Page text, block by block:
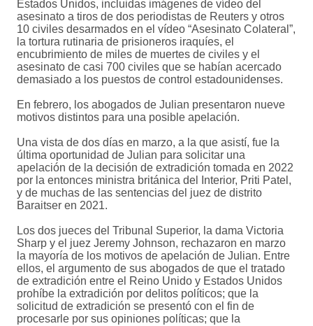
Estados Unidos, incluidas imágenes de vídeo del
asesinato a tiros de dos periodistas de Reuters y otros
10 civiles desarmados en el vídeo “Asesinato Colateral”,
la tortura rutinaria de prisioneros iraquíes, el
encubrimiento de miles de muertes de civiles y el
asesinato de casi 700 civiles que se habían acercado
demasiado a los puestos de control estadounidenses.
En febrero, los abogados de Julian presentaron nueve
motivos distintos para una posible apelación.
Una vista de dos días en marzo, a la que asistí, fue la
última oportunidad de Julian para solicitar una
apelación de la decisión de extradición tomada en 2022
por la entonces ministra británica del Interior, Priti Patel,
y de muchas de las sentencias del juez de distrito
Baraitser en 2021.
Los dos jueces del Tribunal Superior, la dama Victoria
Sharp y el juez Jeremy Johnson, rechazaron en marzo
la mayoría de los motivos de apelación de Julian. Entre
ellos, el argumento de sus abogados de que el tratado
de extradición entre el Reino Unido y Estados Unidos
prohíbe la extradición por delitos políticos; que la
solicitud de extradición se presentó con el fin de
procesarle por sus opiniones políticas; que la